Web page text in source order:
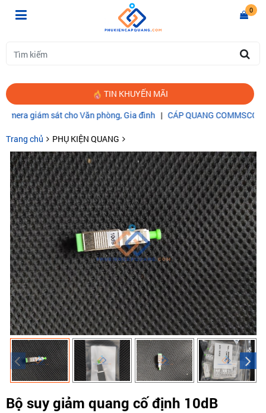
0
TIN KHUYẾN MÃI
cho Văn phòng, Gia đình|CÁP QUANG COMMSCOPE
Trang chủ PHỤ KIỆN QUANG
Bộ suy giảm quang cố định 10dB